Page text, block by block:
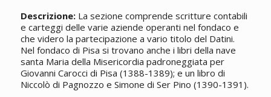
Descrizione:La sezione comprende scritture contabili
e carteggi delle varie aziende operanti nel fondaco e
che videro la partecipazione a vario titolo del Datini.
Nel fondaco di Pisa si trovano anche i libri della nave
santa Maria della Misericordia padroneggiata per
Giovanni Carocci di Pisa (1388-1389); e un libro di
Niccolò di Pagnozzo e Simone di Ser Pino (1390-1391).